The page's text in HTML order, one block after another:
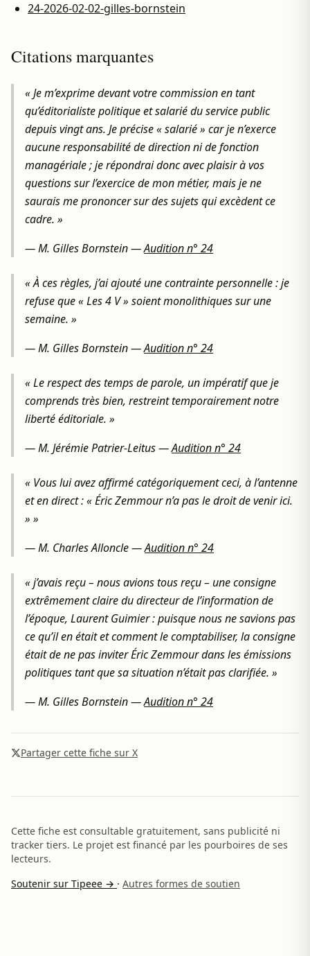
24-2026-02-02-gilles-bornstein
Citations marquantes
« Je m’exprime devant votre commission en tant
qu’éditorialiste politique et salarié du service public
depuis vingt ans. Je précise « salarié » car je n’exerce
aucune responsabilité de direction ni de fonction
managériale ; je répondrai donc avec plaisir à vos
questions sur l’exercice de mon métier, mais je ne
saurais me prononcer sur des sujets qui excèdent ce
cadre. »
—M. Gilles Bornstein—Audition n° 24
« À ces règles, j’ai ajouté une contrainte personnelle : je
refuse que « Les 4 V » soient monolithiques sur une
semaine. »
—M. Gilles Bornstein—Audition n° 24
« Le respect des temps de parole, un impératif que je
comprends très bien, restreint temporairement notre
liberté éditoriale. »
—M. Jérémie Patrier-Leitus—Audition n° 24
« Vous lui avez affirmé catégoriquement ceci, à l’antenne
et en direct : « Éric Zemmour n’a pas le droit de venir ici.
» »
—M. Charles Alloncle—Audition n° 24
« j’avais reçu – nous avions tous reçu – une consigne
extrêmement claire du directeur de l’information de
l’époque, Laurent Guimier : puisque nous ne savions pas
ce qu’il en était et comment le comptabiliser, la consigne
était de ne pas inviter Éric Zemmour dans les émissions
politiques tant que sa situation n’était pas clarifiée. »
—M. Gilles Bornstein—Audition n° 24
Partager cette fiche sur X
Cette fiche est consultable gratuitement, sans publicité ni
tracker tiers. Le projet est financé par les pourboires de ses
lecteurs.
Soutenir sur Tipeee → · Autres formes de soutien